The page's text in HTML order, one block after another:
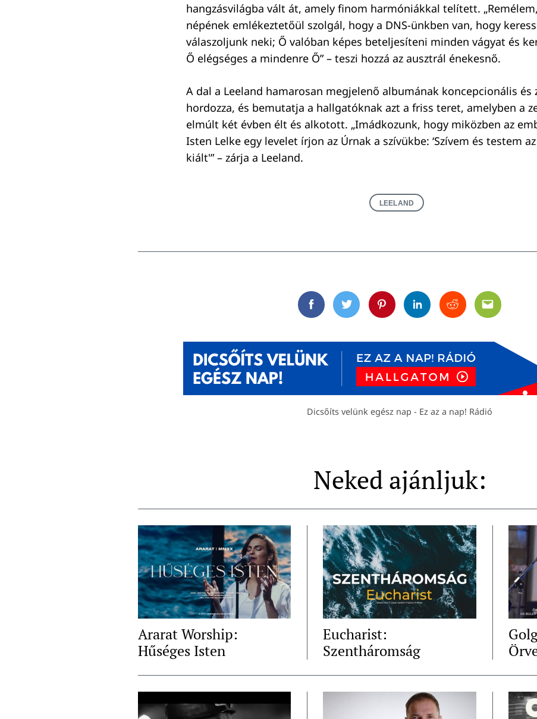
hangzásvilágba vált át, amely finom harmóniákkal telített.
népének emlékeztetőül szolgál, hogy a DNS-ünkben van, hogy
válaszoljunk neki; Ő valóban képes beteljesíteni minden vágyat és
Ő elégséges a mindenre Ő” – teszi hozzá az ausztrál énekesnő.
A dal a Leeland hamarosan megjelenő albumának koncepcionális és
hordozza, és bemutatja a hallgatóknak azt a friss teret, amelyben a
elmúlt két évben élt és alkotott. „Imádkozunk, hogy miközben az
Isten Lelke egy levelet írjon az Úrnak a szívükbe: ‘Szívem és testem
kiált'” – zárja a Leeland.
LEELAND
FacebookTwitterPinterestLinkedinRedditEmail
Dicsőíts velünk egész nap - Ez az a nap! Rádió
Neked ajánljuk:
Ararat Worship:
Hűséges Isten
Eucharist:
Szentháromság